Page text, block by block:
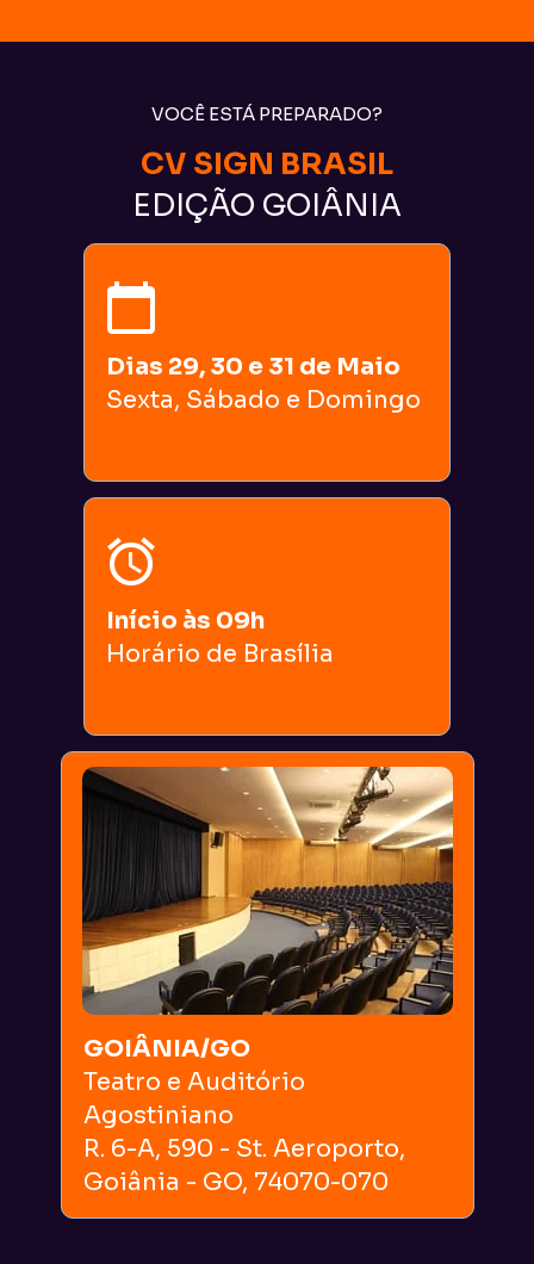
VOCÊ ESTÁ PREPARADO?
CV SIGN BRASIL
EDIÇÃO GOIÂNIA
Dias 29, 30 e 31 de Maio
Sexta, Sábado e Domingo
GOIÂNIA/GO
Teatro e Auditório
Agostiniano
R. 6-A, 590 - St. Aeroporto,
Goiânia - GO, 74070-070
Início às 09h
Horário de Brasília